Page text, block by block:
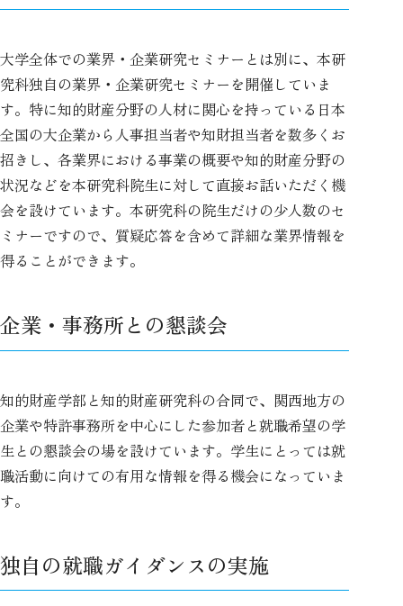
大学全体での業界・企業研究セミナーとは別に、本研
究科独自の業界・企業研究セミナーを開催していま
す。特に知的財産分野の人材に関心を持っている日本
全国の大企業から人事担当者や知財担当者を数多くお
招きし、各業界における事業の概要や知的財産分野の
状況などを本研究科院生に対して直接お話いただく機
会を設けています。本研究科の院生だけの少人数のセ
ミナーですので、質疑応答を含めて詳細な業界情報を
得ることができます。
企業・事務所との懇談会
知的財産学部と知的財産研究科の合同で、関西地方の
企業や特許事務所を中心にした参加者と就職希望の学
生との懇談会の場を設けています。学生にとっては就
職活動に向けての有用な情報を得る機会になっていま
す。
独自の就職ガイダンスの実施